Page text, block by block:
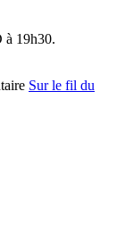
à 19h30.
Sur le fil du